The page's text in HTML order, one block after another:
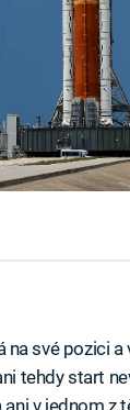
své pozici
tehdy start
v jednom z